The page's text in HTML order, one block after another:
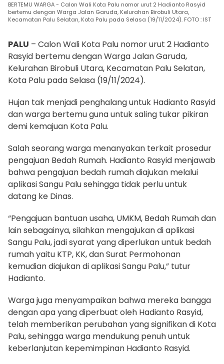
BERTEMU WARGA - Calon Wali Kota Palu nomor urut 2 Hadianto Rasyid
bertemu dengan Warga Jalan Garuda, Kelurahan Birobuli Utara,
Kecamatan Palu Selatan, Kota Palu pada Selasa (19/11/2024). FOTO : IST
PALU – Calon Wali Kota Palu nomor urut 2 Hadianto
Rasyid bertemu dengan Warga Jalan Garuda,
Kelurahan Birobuli Utara, Kecamatan Palu Selatan,
Kota Palu pada Selasa (19/11/2024).
Hujan tak menjadi penghalang untuk Hadianto Rasyid
dan warga bertemu guna untuk saling tukar pikiran
demi kemajuan Kota Palu.
Salah seorang warga menanyakan terkait prosedur
pengajuan Bedah Rumah. Hadianto Rasyid menjawab
bahwa pengajuan bedah rumah diajukan melalui
aplikasi Sangu Palu sehingga tidak perlu untuk
datang ke Dinas.
“Pengajuan bantuan usaha, UMKM, Bedah Rumah dan
lain sebagainya, silahkan mengajukan di aplikasi
Sangu Palu, jadi syarat yang diperlukan untuk bedah
rumah yaitu KTP, KK, dan Surat Permohonan
kemudian diajukan di aplikasi Sangu Palu,” tutur
Hadianto.
Warga juga menyampaikan bahwa mereka bangga
dengan apa yang diperbuat oleh Hadianto Rasyid,
telah memberikan perubahan yang signifikan di Kota
Palu, sehingga warga mendukung penuh untuk
keberlanjutan kepemimpinan Hadianto Rasyid.